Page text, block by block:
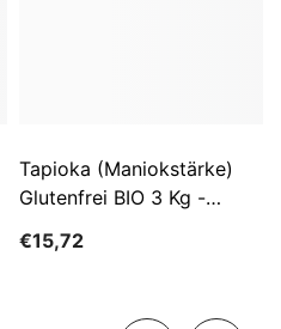
Tapioka (Maniokstärke)
Glutenfrei BIO 3 Kg -
€15,72